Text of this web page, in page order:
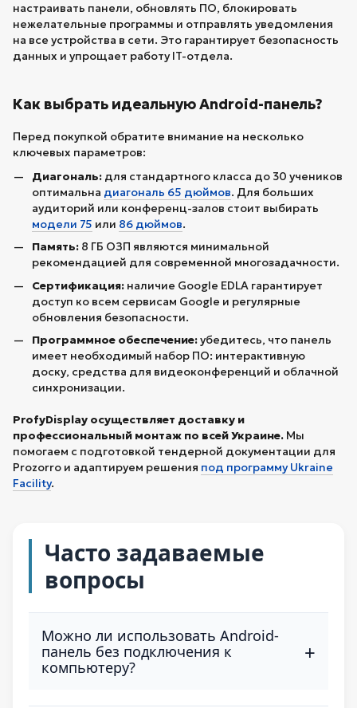
настраивать панели, обновлять ПО, блокировать
нежелательные программы и отправлять уведомления
на все устройства в сети. Это гарантирует безопасность
данных и упрощает работу IT-отдела.
Как выбрать идеальную Android-панель?
Перед покупкой обратите внимание на несколько
ключевых параметров:
Диагональ: для стандартного класса до 30 учеников
оптимальна диагональ 65 дюймов. Для больших
аудиторий или конференц-залов стоит выбирать
модели 75 или 86 дюймов.
Память: 8 ГБ ОЗП являются минимальной
рекомендацией для современной многозадачности.
Сертификация: наличие Google EDLA гарантирует
доступ ко всем сервисам Google и регулярные
обновления безопасности.
Программное обеспечение:убедитесь, что панель
имеет необходимый набор ПО: интерактивную
доску, средства для видеоконференций и облачной
синхронизации.
ProfyDisplay осуществляет доставку и
профессиональный монтаж по всей Украине. Мы
помогаем с подготовкой тендерной документации для
Prozorro и адаптируем решения под программу Ukraine
Facility.
Часто задаваемые
вопросы
Можно ли использовать Android-
панель без подключения к
компьютеру?
+